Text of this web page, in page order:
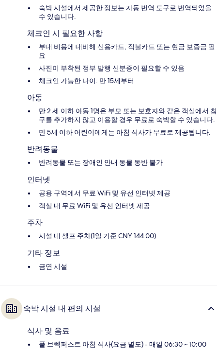
숙박 시설에서 제공한 정보는 자동 번역 도구로 번역되었을
수 있습니다.
체크인 시 필요한 사항
부대 비용에 대비해 신용카드, 직불카드 또는 현금 보증금 필
요
사진이 부착된 정부 발행 신분증이 필요할 수 있음
체크인 가능한 나이: 만 15세부터
아동
만 2 세 이하 아동 1명은 부모 또는 보호자와 같은 객실에서 침
구를 추가하지 않고 이용할 경우 무료로 숙박할 수 있습니다.
만 5세 이하 어린이에게는 아침 식사가 무료로 제공됩니다.
반려동물
반려동물 또는 장애인 안내 동물 동반 불가
인터넷
공용 구역에서 무료 WiFi 및 유선 인터넷 제공
객실 내 무료 WiFi 및 유선 인터넷 제공
주차
시설 내 셀프 주차(1일 기준 CNY 144.00)
기타 정보
금연 시설
숙박 시설 내 편의 시설
식사 및 음료
풀 브렉퍼스트 아침 식사(요금 별도) - 매일 06:30 ~ 10:00